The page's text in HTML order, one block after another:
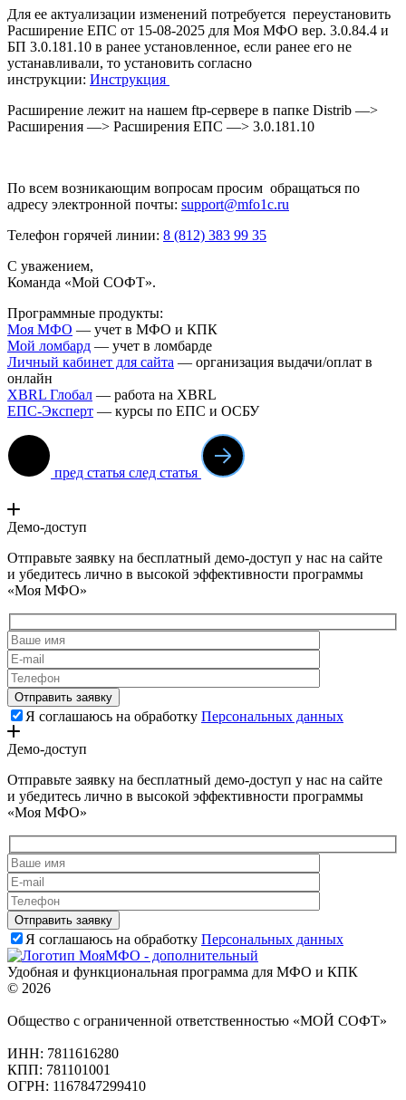
Для ее актуализации изменений потребуется переустановить
Расширение ЕПС от 15-08-2025 для Моя МФО вер. 3.0.84.4 и
БП 3.0.181.10 в ранее установленное, если ранее его не
устанавливали, то установить согласно
инструкции: Инструкция
Расширение лежит на нашем ftp-сервере в папке Distrib —>
Расширения —> Расширения ЕПС —> 3.0.181.10
По всем возникающим вопросам просим обращаться по
адресу электронной почты: support@mfo1c.ru
Телефон горячей линии: 8 (812) 383 99 35
С уважением,
Команда «Мой СОФТ».
Программные продукты:
Моя МФО — учет в МФО и КПК
Мой ломбард — учет в ломбарде
Личный кабинет для сайта — организация выдачи/оплат в
онлайн
XBRL Глобал — работа на XBRL
ЕПС-Эксперт — курсы по ЕПС и ОСБУ
пред статья след статья
Демо-доступ
Отправьте заявку на бесплатный демо-доступ у нас на сайте
и убедитесь лично в высокой эффективности программы
«Моя МФО»
Я соглашаюсь на обработку Персональных данных
Демо-доступ
Отправьте заявку на бесплатный демо-доступ у нас на сайте
и убедитесь лично в высокой эффективности программы
«Моя МФО»
Я соглашаюсь на обработку Персональных данных
Удобная и функциональная программа для МФО и КПК
© 2026
Общество с ограниченной ответственностью «МОЙ СОФТ»
ИНН: 7811616280
КПП: 781101001
ОГРН: 1167847299410